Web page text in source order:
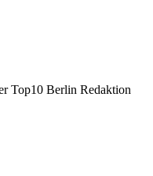
Top10 Berlin Redaktion